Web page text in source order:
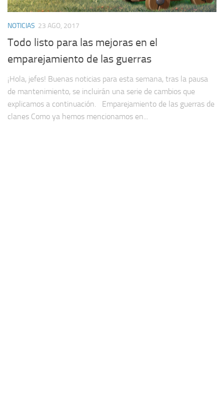
NOTICIAS 23 AGO, 2017
Todo listo para las mejoras en el
emparejamiento de las guerras
¡Hola, jefes! Buenas noticias para esta semana, tras la pausa
de mantenimiento, se incluirán una serie de cambios que
explicamos a continuación. Emparejamiento de las guerras de
clanes Como ya hemos mencionamos en...